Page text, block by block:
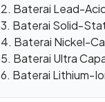
2. Baterai Lead-
3. Baterai Solid-
4. Baterai Nickel-
5. Baterai Ultra
6. Baterai Lithium-